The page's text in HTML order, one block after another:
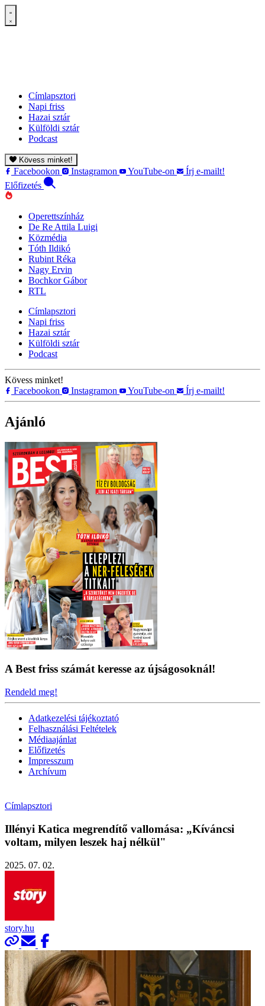
Címlapsztori
Napi friss
Hazai sztár
Külföldi sztár
Podcast
Kövess minket!
Facebookon Instagramon YouTube-on
Írj e-mailt!
Előfizetés
Operettszínház
De Re Attila Luigi
Közmédia
Tóth Ildikó
Rubint Réka
Nagy Ervin
Bochkor Gábor
RTL
Címlapsztori
Napi friss
Hazai sztár
Külföldi sztár
Podcast
Kövess minket!
Facebookon
Instagramon YouTube-on Írj e-mailt!
Ajánló
A Best friss számát keresse az újságosoknál!
Rendeld meg!
Adatkezelési tájékoztató
Felhasználási Feltételek
Médiaajánlat
Előfizetés
Impresszum
Archívum
Címlapsztori
Illényi Katica megrendítő vallomása: „Kíváncsi
voltam, milyen leszek haj nélkül"
2025. 07. 02.
story.hu